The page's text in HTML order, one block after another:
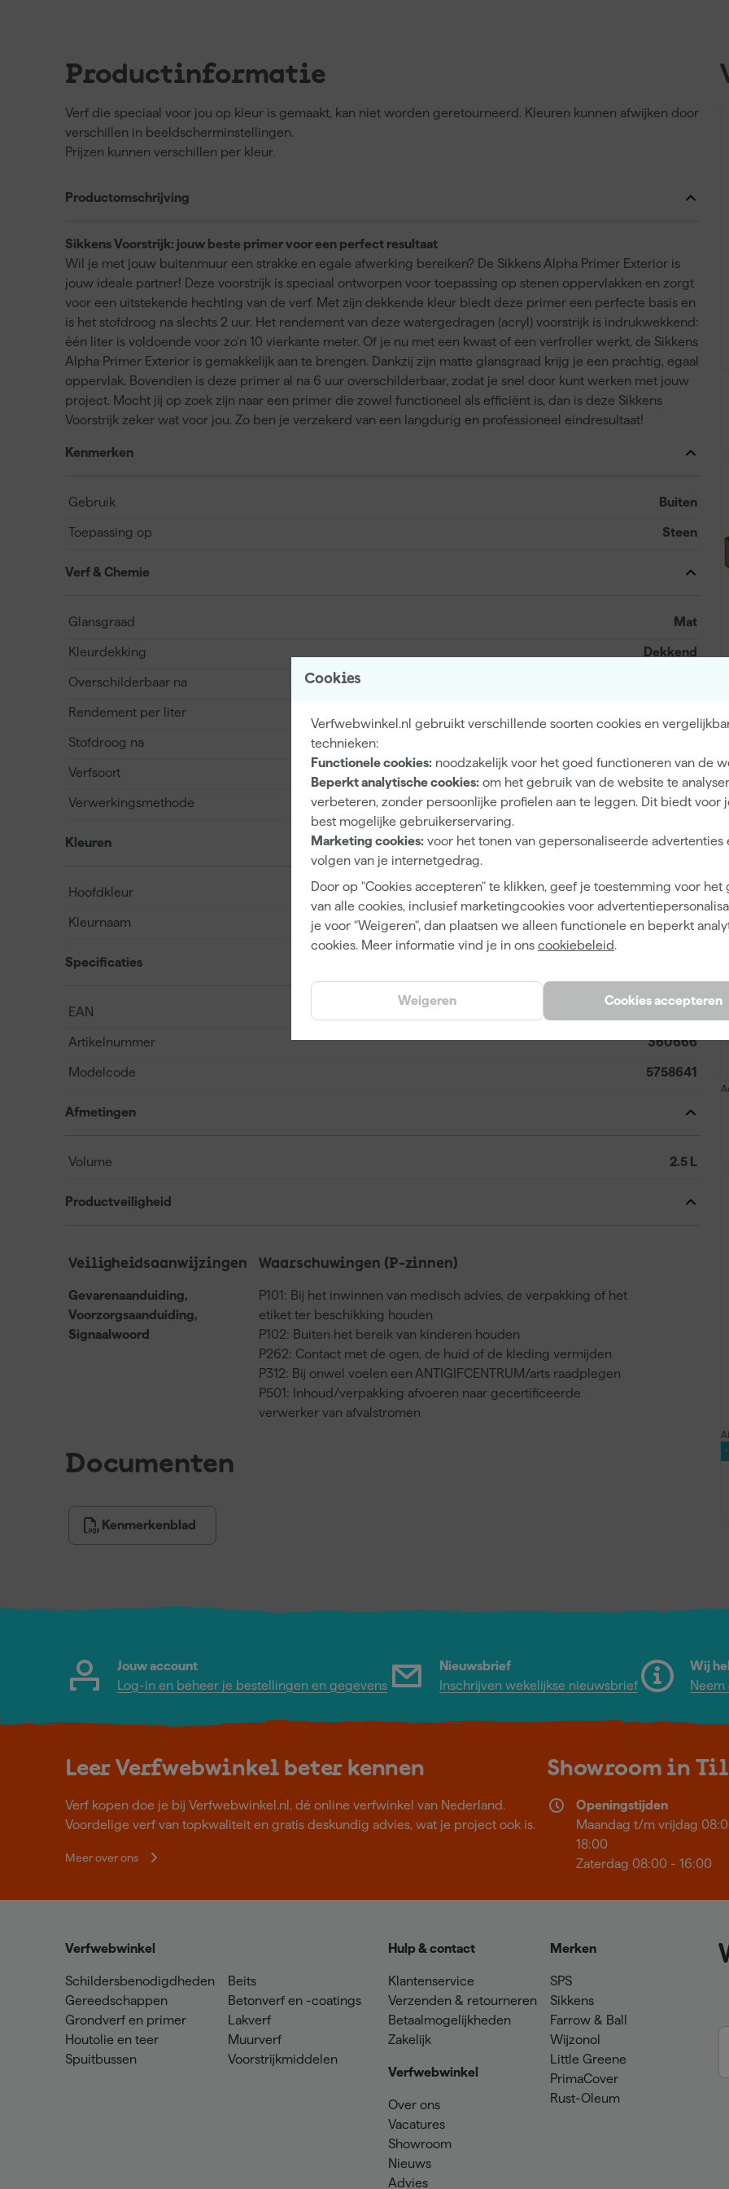
Cookies
Verfwebwinkel.nl gebruikt verschillende soorten cookies en
technieken:
Functionele cookies: noodzakelijk voor het goed functioneren van de
Beperkt analytische cookies: om het gebruik van de website te
verbeteren, zonder persoonlijke profielen aan te leggen. Dit biedt voor
best mogelijke gebruikerservaring.
Marketing cookies: voor het tonen van gepersonaliseerde advertenties
volgen van je internetgedrag.
Door op "Cookies accepteren" te klikken, geef je toestemming voor het
van alle cookies, inclusief marketingcookies voor
je voor "Weigeren", dan plaatsen we alleen functionele en beperkt
cookies. Meer informatie vind je in ons cookiebeleid.
Cookies accepteren
Weigeren
Productinformatie
Verf die speciaal voor jou op kleur is gemaakt, kan niet worden geretourneerd. Kleuren kunnen afwijken door
verschillen in beeldscherminstellingen.
Prijzen kunnen verschillen per kleur.
Productomschrijving
Sikkens Voorstrijk: jouw beste primer voor een perfect resultaat
Wil je met jouw buitenmuur een strakke en egale afwerking bereiken? De Sikkens Alpha Primer Exterior is
jouw ideale partner! Deze voorstrijk is speciaal ontworpen voor toepassing op stenen oppervlakken en zorgt
voor een uitstekende hechting van de verf. Met zijn dekkende kleur biedt deze primer een perfecte basis en
is het stofdroog na slechts 2 uur. Het rendement van deze watergedragen (acryl) voorstrijk is indrukwekkend:
één liter is voldoende voor zo'n 10 vierkante meter. Of je nu met een kwast of een verfroller werkt, de Sikkens
Alpha Primer Exterior is gemakkelijk aan te brengen. Dankzij zijn matte glansgraad krijg je een prachtig, egaal
oppervlak. Bovendien is deze primer al na 6 uur overschilderbaar, zodat je snel door kunt werken met jouw
project. Mocht jij op zoek zijn naar een primer die zowel functioneel als efficiënt is, dan is deze Sikkens
Voorstrijk zeker wat voor jou. Zo ben je verzekerd van een langdurig en professioneel eindresultaat!
Kenmerken
Gebruik Buiten
Toepassing op Steen
Verf & Chemie
Glansgraad Mat
Kleurdekking Dekkend
Overschilderbaar na
Rendement per liter
Stofdroog na
Verfsoort Waterbasis (acryl)
Verwerkingsmethode Kwast, Verfroller
Kleuren
Hoofdkleur Mengverf
Kleurnaam Op kleur gemengd
Specificaties
EAN 8711115378107
Artikelnummer 360666
Modelcode 5758641
Afmetingen
Volume 2.5 L
Productveiligheid
Veiligheidsaanwijzingen
Gevarenaanduiding,
Voorzorgsaanduiding,
Signaalwoord
Waarschuwingen (P-zinnen)
P101: Bij het inwinnen van medisch advies, de verpakking of het
etiket ter beschikking houden
P102: Buiten het bereik van kinderen houden
P262: Contact met de ogen, de huid of de kleding vermijden
P312: Bij onwel voelen een ANTIGIFCENTRUM/arts raadplegen
P501: Inhoud/verpakking afvoeren naar gecertificeerde
verwerker van afvalstromen
Documenten
Kenmerkenblad
Jouw account
Log-in en beheer je bestellingen en gegevens
Nieuwsbrief
Inschrijven wekelijkse nieuwsbrief
Wij
Leer Verfwebwinkel beter kennen
Verf kopen doe je bij Verfwebwinkel.nl, dé online verfwinkel van Nederland.
Voordelige verf van topkwaliteit en gratis deskundig advies, wat je project ook is.
Meer over ons
Showroom in
Openingstijden
Maandag t/m vrijdag
18:00
Zaterdag 08:00 - 16:00
Verfwebwinkel
Schildersbenodigdheden
Gereedschappen
Grondverf en primer
Houtolie en teer
Spuitbussen
Beits
Betonverf en -coatings
Lakverf
Muurverf
Voorstrijkmiddelen
Hulp & contact
Klantenservice
Verzenden & retourneren
Betaalmogelijkheden
Zakelijk
Verfwebwinkel
Over ons
Vacatures
Showroom
Nieuws
Advies
Merken
SPS
Sikkens
Farrow & Ball
Wijzonol
Little Greene
PrimaCover
Rust-Oleum